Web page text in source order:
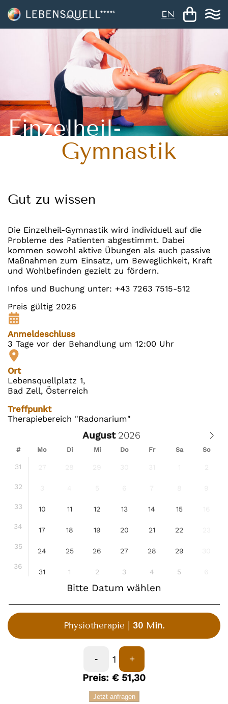
EN
Einzelheil-
Gymnastik
Gut zu wissen
Die Einzelheil-Gymnastik wird individuell auf die
Probleme des Patienten abgestimmt. Dabei
kommen sowohl aktive Übungen als auch passive
Maßnahmen zum Einsatz, um Beweglichkeit, Kraft
und Wohlbefinden gezielt zu fördern.
Infos und Buchung unter: +43 7263 7515-512
Preis gültig 2026
Anmeldeschluss
3 Tage vor der Behandlung um 12:00 Uhr
Ort
Lebensquellplatz 1,
Bad Zell, Österreich
Treffpunkt
Therapiebereich "Radonarium"
August
#
31
32
33
34
35
36
Mo Di Mi Do Fr Sa So
10 11 12 13 14 15
17 18 19 20 21 22
24 25 26 27 28 29
31 1 2 3 4 5
Bitte Datum wählen
Physiotherapie 30 Min.
- 1 +
Preis: € 51,30
Jetzt anfragen